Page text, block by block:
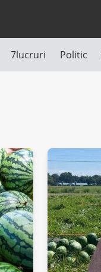
7lucruri Politic